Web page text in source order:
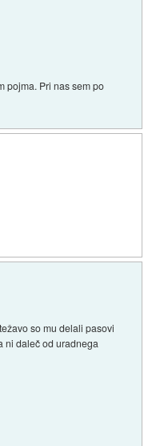
pojma. Pri nas sem po
so mu delali pasovi
ni daleč od uradnega